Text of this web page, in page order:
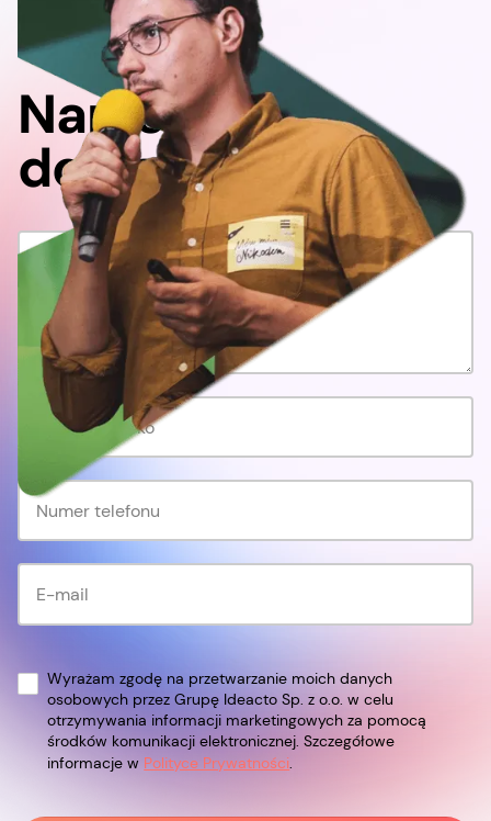
Napisz
do nas!
Wyrażam zgodę na przetwarzanie moich danych
osobowych przez Grupę Ideacto Sp. z o.o. w celu
otrzymywania informacji marketingowych za pomocą
środków komunikacji elektronicznej. Szczegółowe
informacje w Polityce Prywatności.